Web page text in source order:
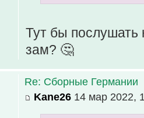
Тут бы послушать
зам? 🤔
Re: Сборные Германии
Kane26 14 мар 2022,